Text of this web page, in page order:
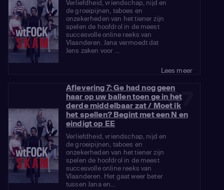
Verliefdheid, vriendschap, nijd en
de groeipijnen, taboes en
onzekerheden van het tiener zijn
spelen de hoofdrol in de meest
succesvolle online reeks van
Vlaanderen. Jana vermoedt dat
Jens zaken voor ...
Lees meer
07
Aflevering 7: Ge had nog geen
haar op uw ballen toen ge in het
derde middelbaar zat / Moet ik
het spellen? Begint met een N en
eindigt op EE
Verliefdheid, vriendschap, nijd en
de groeipijnen, taboes en
onzekerheden van het tiener zijn
spelen de hoofdrol in de meest
succesvolle online reeks van
Vlaanderen. Het gaat weer beter
tussen Jana en...